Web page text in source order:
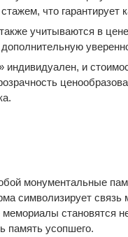
что гарантирует
учитываются в
и
монументальные
символизирует
мемориалы становятся
память усопшего.